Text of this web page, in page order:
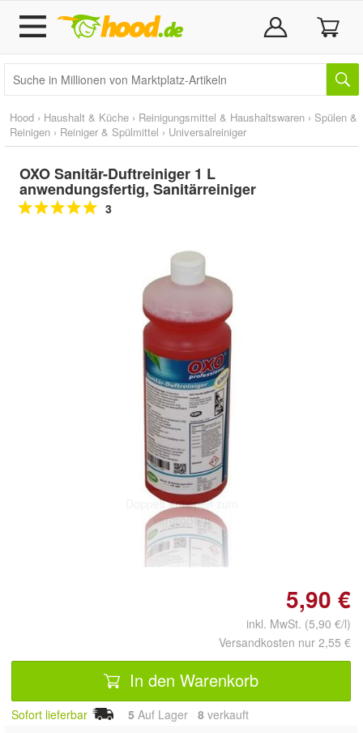
Hood › Haushalt & Küche › Reinigungsmittel & Haushaltswaren › Spülen &
Reinigen › Reiniger & Spülmittel › Universalreiniger
OXO Sanitär-Duftreiniger 1 L
anwendungsfertig, Sanitärreiniger
3
Doppelt antippen zum
vergrößern
5,90 €
inkl. MwSt. (5,90 €/l)
Versandkosten nur 2,55 €
In den Warenkorb
Sofort lieferbar 5 Auf Lager 8 verkauft